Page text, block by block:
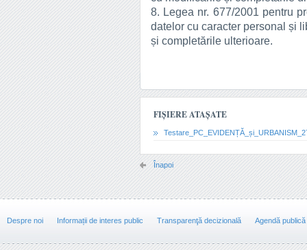
8. Legea nr. 677/2001 pentru
datelor cu caracter personal și
și completările ulterioare.
FIȘIERE ATAȘATE
Înapoi
Despre noi Informații de interes public Transparenţă decizională Agendă publică